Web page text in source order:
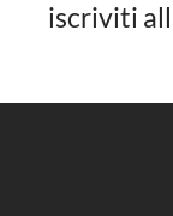
iscriviti